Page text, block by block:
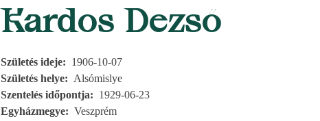
Kardos Dezső
Születés ideje
1906-10-07
Születés helye
Alsómislye
Szentelés időpontja
1929-06-23
Egyházmegye
Veszprém